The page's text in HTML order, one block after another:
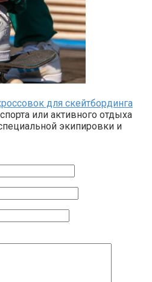
для скейтбординга
или активного отдыха
экипировки и